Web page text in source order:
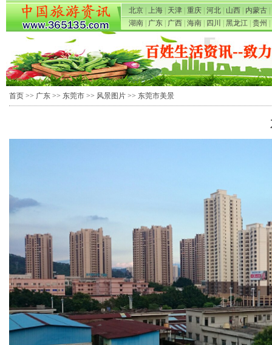
北京 上海 天津 重庆 河北 山西 内蒙古
湖南
广东 广西 海南 四川 黑龙江 贵州
首页 >> 广东 >> 东莞市 >> 风景图片 >> 东莞市美景